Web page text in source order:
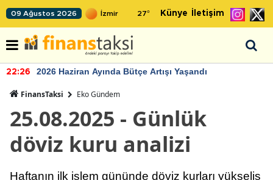
09 Ağustos 2026 27° Künye İletişim
22:26 2026 Haziran Ayında Bütçe Artışı Yaşandı
FinansTaksi Eko Gündem
25.08.2025 - Günlük
döviz kuru analizi
Haftanın ilk işlem gününde döviz kurları yükseliş